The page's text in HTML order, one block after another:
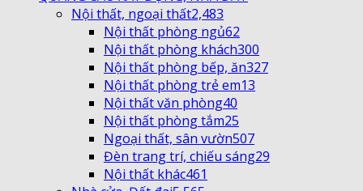
Nội thất, ngoại thất2,483
Nội thất phòng ngủ62
Nội thất phòng khách300
Nội thất phòng bếp, ăn327
Nội thất phòng trẻ em13
Nội thất văn phòng40
Nội thất phòng tắm25
Ngoại thất, sân vườn507
Đèn trang trí, chiếu sáng29
Nội thất khác461